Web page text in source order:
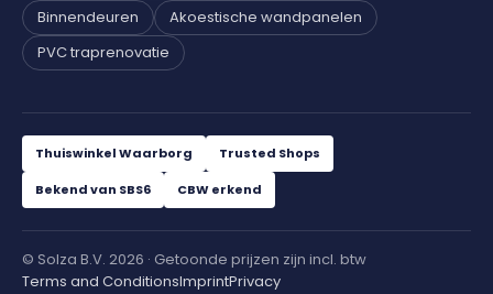
Binnendeuren
Akoestische wandpanelen
PVC traprenovatie
Thuiswinkel Waarborg Trusted Shops
Bekend van SBS6 CBW erkend
© Solza B.V. 2026 · Getoonde prijzen zijn incl. btw
Terms and ConditionsImprintPrivacy